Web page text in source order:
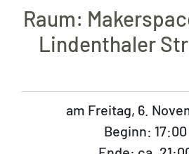
Raum:
Lindenthaler
am Freitag, 6.
Beginn: